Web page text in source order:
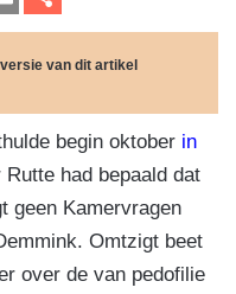
c
e
b
o
o
k
k
e
dI
n
e
a
m
at
A
p
p
m
ail
el
e
n
van dit artikel
begin oktober in
had bepaald dat
geen Kamervragen
Omtzigt beet
over de van pedofilie